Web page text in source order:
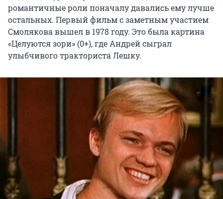
романтичные роли поначалу давались ему лучше
остальных. Первый фильм с заметным участием
Смолякова вышел в 1978 году. Это была картина
«Целуются зори» (0+), где Андрей сыграл
улыбчивого тракториста Лешку.